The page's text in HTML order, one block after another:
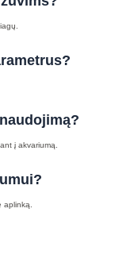
į akvariumą.
aplinką.